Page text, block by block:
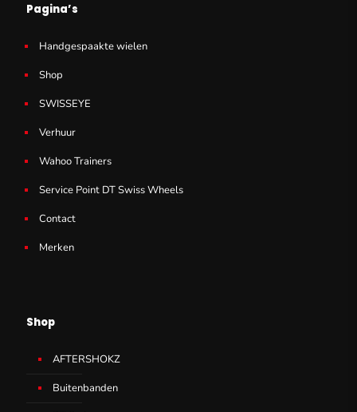
Pagina’s
Handgespaakte wielen
Shop
SWISSEYE
Verhuur
Wahoo Trainers
Service Point DT Swiss Wheels
Contact
Merken
Shop
AFTERSHOKZ
Buitenbanden